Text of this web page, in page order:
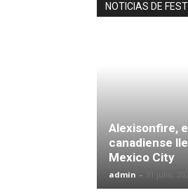
NOTICIAS DE
Alexisonfire,
canadiense
Mexico City
admin -